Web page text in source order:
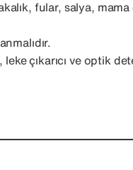
fular, salya,
çıkarıcı ve optik